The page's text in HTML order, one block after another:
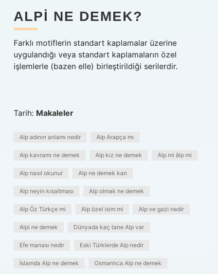
ALPI NE DEMEK?
Farklı motiflerin standart kaplamalar üzerine
uygulandığı veya standart kaplamaların özel
işlemlerle (bazen elle) birleştirildiği serilerdir.
Tarih: Makaleler
Alp adının anlamı nedir Alp Arapça mı
Alp kavramı ne demek Alp kız ne demek Alp mi âlp mi
Alp nasıl okunur Alp ne demek kan
Alp neyin kısaltması Alp olmak ne demek
Alp Öz Türkçe mi Alp özel isim mi Alp ve gazi nedir
Alpi ne demek Dünyada kaç tane Alp var
Efe manası nedir Eski Türklerde Alp nedir
İslamda Alp ne demek Osmanlıca Alp ne demek